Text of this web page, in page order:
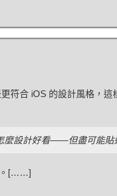
符合 iOS 的設計風格，
麼設計好看——但盡可能貼
。[……]